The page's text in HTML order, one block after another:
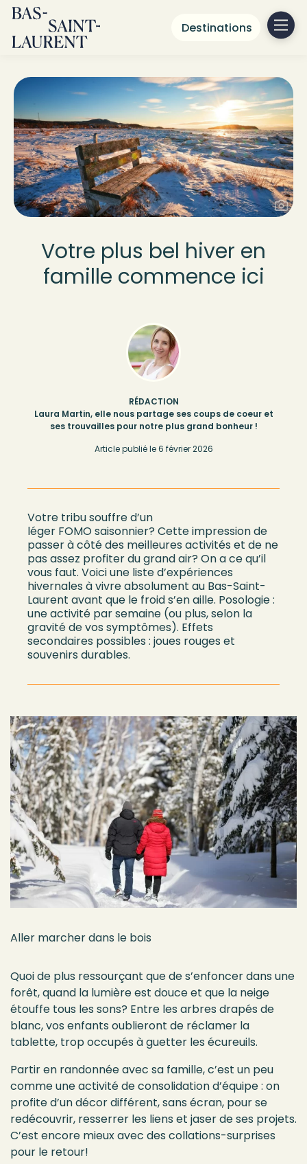
Destinations
Votre plus bel hiver en
famille commence ici
RÉDACTION
Laura Martin, elle nous partage ses coups de coeur et
ses trouvailles pour notre plus grand bonheur !
Article publié le 6 février 2026
Votre tribu souffred’un
léger FOMOsaisonnier? Cette impression de
passer à côté des meilleures activités et de ne
pas assez profiter du grand air? On a ce qu’il
vous faut. Voici une liste d’expériences
hivernales à vivre absolument au Bas-Saint-
Laurent avant que le froids’en aille. Posologie :
une activité par semaine (ou plus,selon la
gravité de vos symptômes). Effets
secondaires possibles : joues rouges et
souvenirs durables.
Aller marcher dans le bois
Quoi de plus ressourçant que de s’enfoncer dans une
forêt, quand la lumière est douce et que la neige
étouffe tous les sons? Entre les arbres drapés de
blanc, vos enfants oublieront de réclamer la
tablette, trop occupés à guetter les écureuils.
Partir en randonnée avec sa famille, c’est un peu
comme une activité de consolidation d’équipe : on
profite d’un décor différent, sans écran, pour se
redécouvrir, resserrer les liens et jaser de ses projets.
C’est encore mieux avec des collations-surprises
pour le retour!